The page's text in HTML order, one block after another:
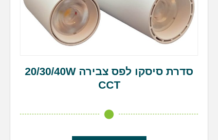
סדרת סיסקו לפס צבירה 20/30/40W
CCT